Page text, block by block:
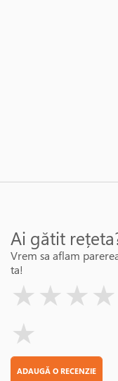
Ai gătit
Vrem sa aflam
ta!
★ ★ ★ ★
★
ADAUGĂ O RECENZIE